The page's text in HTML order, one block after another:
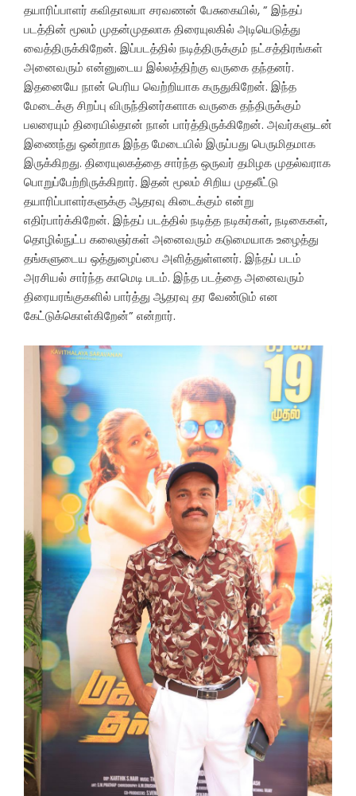
தயாரிப்பாளர் கவிதாலயா சரவணன் பேசுகையில், ” இந்தப்
படத்தின் மூலம் முதன்முதலாக திரையுலகில் அடியெடுத்து
வைத்திருக்கிறேன். இப்படத்தில் நடித்திருக்கும் நட்சத்திரங்கள்
அனைவரும் என்னுடைய இல்லத்திற்கு வருகை தந்தனர்.
இதனையே நான் பெரிய வெற்றியாக கருதுகிறேன். இந்த
மேடைக்கு சிறப்பு விருந்தினர்களாக வருகை தந்திருக்கும்
பலரையும் திரையில்தான் நான் பார்த்திருக்கிறேன். அவர்களுடன்
இணைந்து ஒன்றாக இந்த மேடையில் இருப்பது பெருமிதமாக
இருக்கிறது. திரையுலகத்தை சார்ந்த ஒருவர் தமிழக முதல்வராக
பொறுப்பேற்றிருக்கிறார். இதன் மூலம் சிறிய முதலீட்டு
தயாரிப்பாளர்களுக்கு ஆதரவு கிடைக்கும் என்று
எதிர்பார்க்கிறேன். இந்தப் படத்தில் நடித்த நடிகர்கள், நடிகைகள்,
தொழில்நுட்ப கலைஞர்கள் அனைவரும் கடுமையாக உழைத்து
தங்களுடைய ஒத்துழைப்பை அளித்துள்ளனர். இந்தப் படம்
அரசியல் சார்ந்த காமெடி படம். இந்த படத்தை அனைவரும்
திரையரங்குகளில் பார்த்து ஆதரவு தர வேண்டும் என
கேட்டுக்கொள்கிறேன்” என்றார்.